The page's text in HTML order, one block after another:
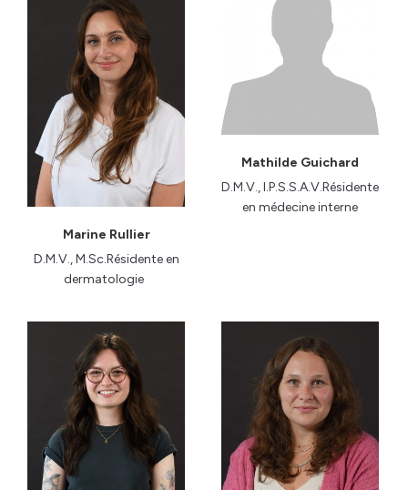
Marine Rullier
D.M.V., M.Sc.Résidente en
dermatologie
Mathilde Guichard
D.M.V., I.P.S.S.A.V.Résidente
en médecine interne